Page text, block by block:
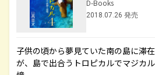
D-Books
2018.07.26 発売
子供の頃から夢見ていた南の島に滞
が、島で出合うトロピカルでマジカ